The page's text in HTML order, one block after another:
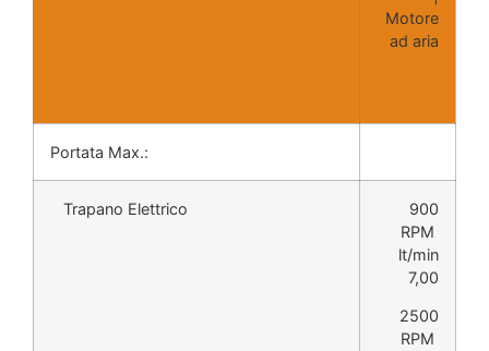
Motore
ad aria
Portata Max.:
Trapano Elettrico
900
RPM
lt/min
7,00
2500
RPM